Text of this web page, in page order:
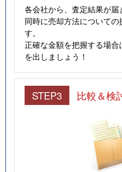
小松島
500万円
小松島
1,800万
米ケ袋
2,100万
米ケ袋
1,200万
1,800万円
1,100万
1,800万
各会社から、査定結果が届
同時に売却方法についての
す。
正確な金額を把握する場
を出しましょう！
STEP3 比較＆検